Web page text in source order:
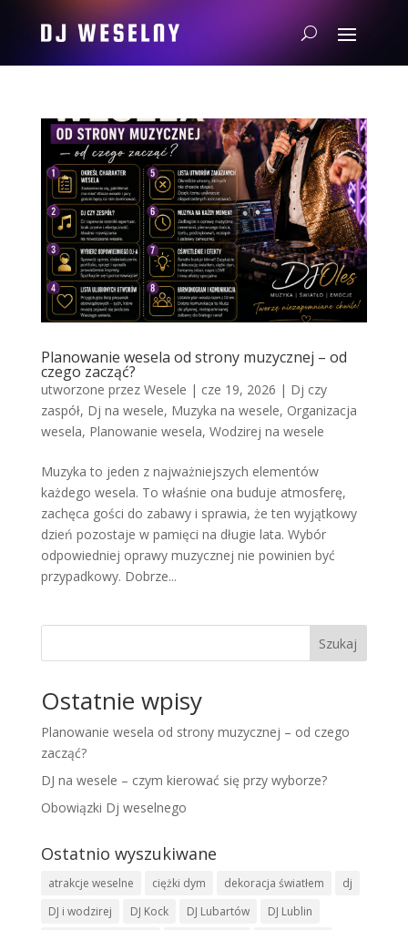
Planowanie wesela od strony muzycznej – od
czego zacząć?
utworzone przez Wesele | cze 19, 2026 | Dj czy
zaspół, Dj na wesele, Muzyka na wesele, Organizacja
wesela, Planowanie wesela, Wodzirej na wesele
Muzyka to jeden z najważniejszych elementów
każdego wesela. To właśnie ona buduje atmosferę,
zachęca gości do zabawy i sprawia, że ten wyjątkowy
dzień pozostaje w pamięci na długie lata. Wybór
odpowiedniej oprawy muzycznej nie powinien być
przypadkowy. Dobrze...
Szukaj
Ostatnie wpisy
Planowanie wesela od strony muzycznej – od czego
zacząć?
DJ na wesele – czym kierować się przy wyborze?
Obowiązki Dj weselnego
Ostatnio wyszukiwane
atrakcje weselne ciężki dym dekoracja światłem
dj
DJ i wodzirej
DJ Kock DJ Lubartów
DJ Lublin